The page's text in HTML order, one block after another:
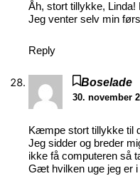
Åh, stort tillykke, Linda!
Jeg venter selv min
Reply
Boselade
30. november
Kæmpe stort tillykke til
Jeg sidder og breder
ikke få computeren så
Gæt hvilken uge jeg er i